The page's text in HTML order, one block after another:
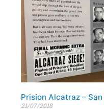
Prision Alcatraz –
21/07/2018